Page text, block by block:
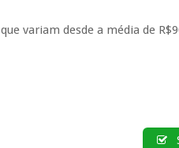
que variam desde a média de